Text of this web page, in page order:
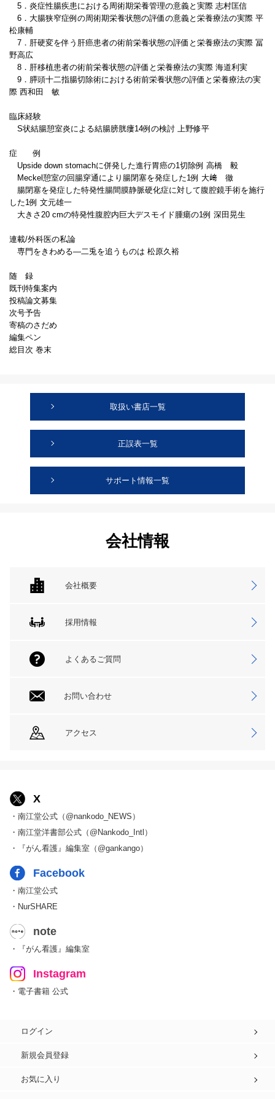
5．炎症性腸疾患における周術期栄養管理の意義と実際 志村匡信
6．大腸狭窄症例の周術期栄養状態の評価の意義と栄養療法の実際 平
松康輔
7．肝硬変を伴う肝癌患者の術前栄養状態の評価と栄養療法の実際 冨
野高広
8．肝移植患者の術前栄養状態の評価と栄養療法の実際 海道利実
9．膵頭十二指腸切除術における術前栄養状態の評価と栄養療法の実
際 西和田 敏
臨床経験
S状結腸憩室炎による結腸膀胱瘻14例の検討 上野修平
症 例
Upside down stomachに併発した進行胃癌の1切除例 高橋 毅
Meckel憩室の回腸穿通により腸閉塞を発症した1例 大﨑 徹
腸閉塞を発症した特発性腸間膜静脈硬化症に対して腹腔鏡手術を施行
した1例 文元雄一
大きさ20 cmの特発性腹腔内巨大デスモイド腫瘍の1例 深田晃生
連載/外科医の私論
専門をきわめる―二兎を追うものは 松原久裕
随 録
既刊特集案内
投稿論文募集
次号予告
寄稿のさだめ
編集ペン
総目次 巻末
取扱い書店一覧
正誤表一覧
サポート情報一覧
会社情報
会社概要
採用情報
よくあるご質問
お問い合わせ
アクセス
X
・南江堂公式（@nankodo_NEWS）
・南江堂洋書部公式（@Nankodo_Intl）
・『がん看護』編集室（@gankango）
Facebook
・南江堂公式
・NurSHARE
note
・『がん看護』編集室
Instagram
・電子書籍 公式
ログイン
新規会員登録
お気に入り